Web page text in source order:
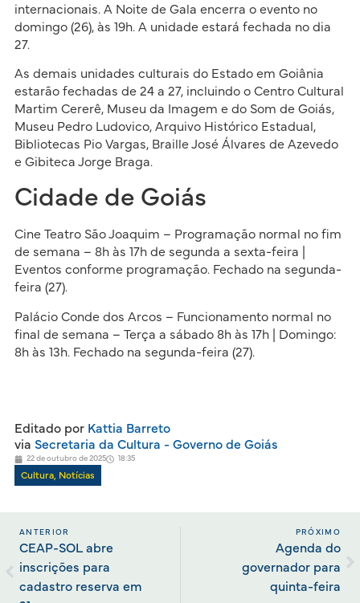
internacionais. A Noite de Gala encerra o evento no
domingo (26), às 19h. A unidade estará fechada no dia
27.
As demais unidades culturais do Estado em Goiânia
estarão fechadas de 24 a 27, incluindo o Centro Cultural
Martim Cererê, Museu da Imagem e do Som de Goiás,
Museu Pedro Ludovico, Arquivo Histórico Estadual,
Bibliotecas Pio Vargas, Braille José Álvares de Azevedo
e Gibiteca Jorge Braga.
Cidade de Goiás
Cine Teatro São Joaquim – Programação normal no fim
de semana – 8h às 17h de segunda a sexta-feira |
Eventos conforme programação. Fechado na segunda-
feira (27).
Palácio Conde dos Arcos – Funcionamento normal no
final de semana – Terça a sábado 8h às 17h | Domingo:
8h às 13h. Fechado na segunda-feira (27).
Editado porKattia Barreto
via Secretaria da Cultura - Governo de Goiás
22 de outubro de 2025 18:35
Cultura, Notícias
ANTERIOR
CEAP-SOL abre
inscrições para
cadastro reserva em
PRÓXIMO
Agenda do
governador para
quinta-feira